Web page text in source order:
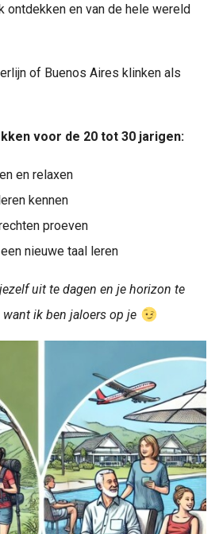
en van de hele wereld
of Buenos Aires klinken als
voor de 20 tot 30 jarigen:
en relaxen
kennen
proeven
nieuwe taal leren
uit te dagen en je horizon te
want ik ben jaloers op je